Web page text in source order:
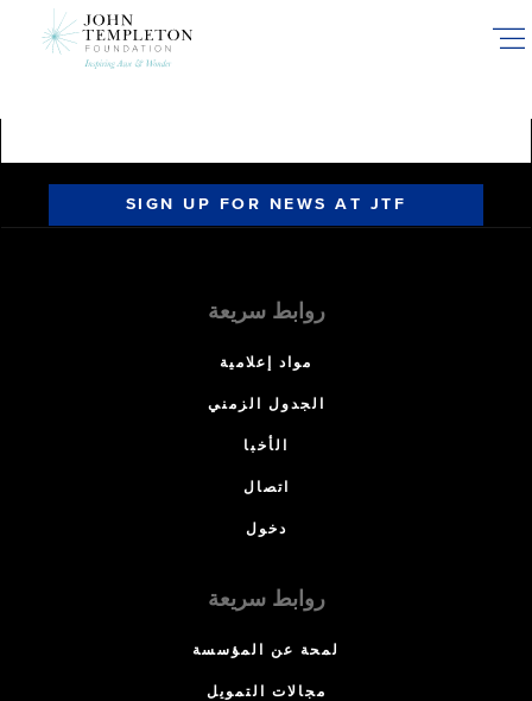
SIGN UP FOR NEWS AT JTF
روابط سريعة
مواد إعلامية
الجدول الزمني
الأخبا
اتصال
دخول
روابط سريعة
لمحة عن المؤسسة
مجالات التمويل